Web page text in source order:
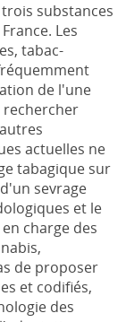
substances
Les
tabac-
de l'une
rechercher
actuelles ne
tabagique sur
sevrage
et le
charge des
de proposer
et codifiés,
des